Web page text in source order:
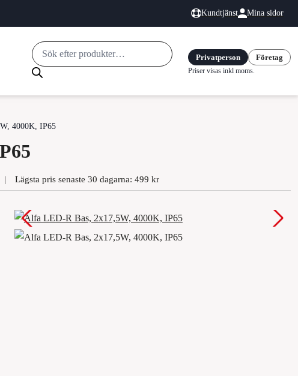
Kundtjänst Mina sidor
Produktsökning
Privatperson Företag
Priser visas inkl moms.
4000K, IP65
Lägsta pris senaste 30 dagarna: 499 kr